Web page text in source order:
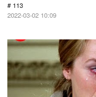
# 113
2022-03-02 10:09